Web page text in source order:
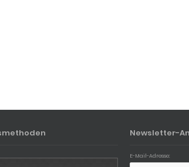
Newsletter-
E-Mail-Adresse: